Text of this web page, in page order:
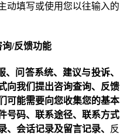
动填写或使用您以往输入的
询/反馈功能
问答系统、建议与投诉、
向我们提出咨询查询、反馈
可能需要向您收集您的基本
号码、联系途径、联系方式
、会话记录及留言记录、
反